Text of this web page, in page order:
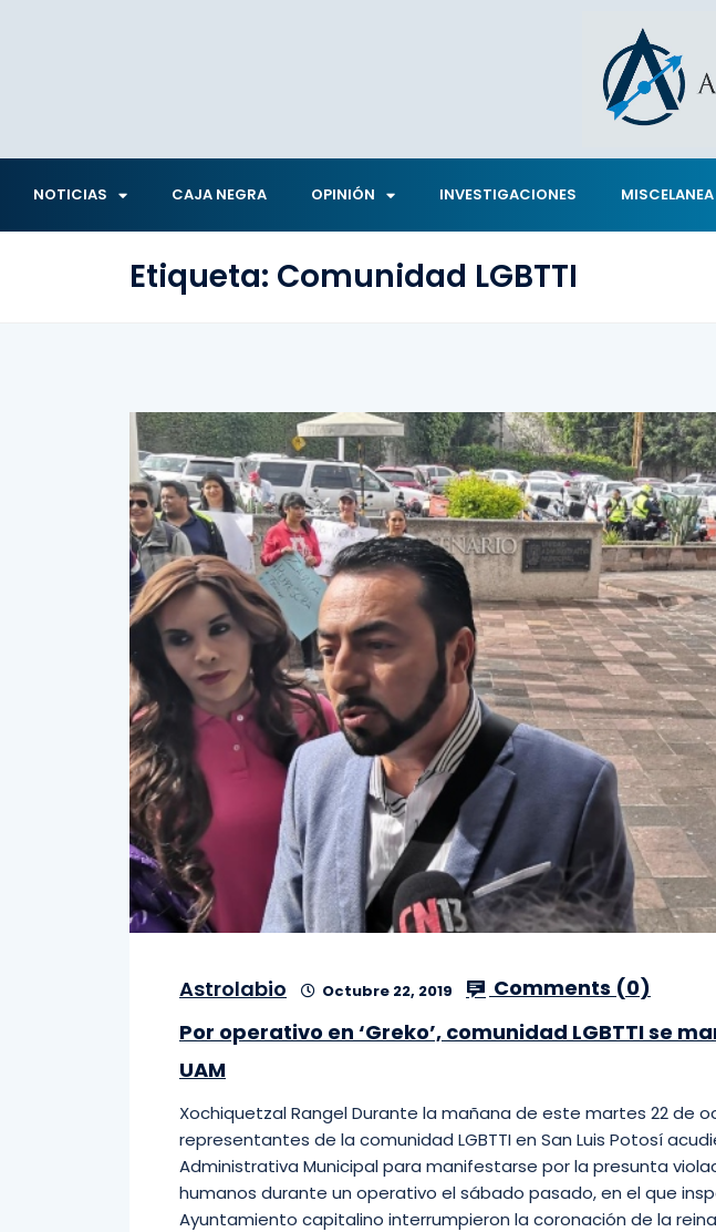
NOTICIAS CAJA NEGRA OPINIÓN INVESTIGACIONES MISCELANEA
Etiqueta: Comunidad LGBTTI
Astrolabio Octubre 22, 2019 Comments (0)
Por operativo en ‘Greko’, comunidad LGBTTI se
UAM
Xochiquetzal Rangel Durante la mañana de este martes 22 de
representantes de la comunidad LGBTTI en San Luis Potosí
Administrativa Municipal para manifestarse por la presunta
humanos durante un operativo el sábado pasado, en el que
Ayuntamiento capitalino interrumpieron la coronación de la